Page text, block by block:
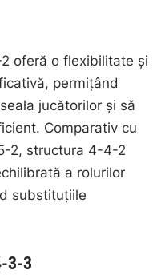
oferă o flexibilitate și
permițând
jucătorilor și să
Comparativ cu
2, structura 4-4-2
a rolurilor
substituțiile
3-3